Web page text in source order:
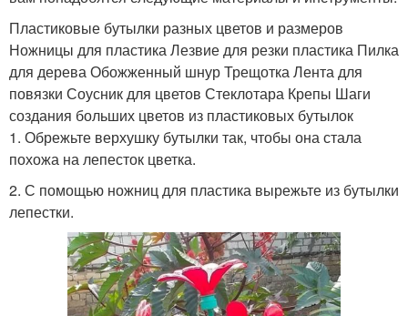
Пластиковые бутылки разных цветов и размеров
Ножницы для пластика Лезвие для резки пластика Пилка
для дерева Обожженный шнур Трещотка Лента для
повязки Соусник для цветов Стеклотара Крепы Шаги
создания больших цветов из пластиковых бутылок
1. Обрежьте верхушку бутылки так, чтобы она стала
похожа на лепесток цветка.
2. С помощью ножниц для пластика вырежьте из бутылки
лепестки.